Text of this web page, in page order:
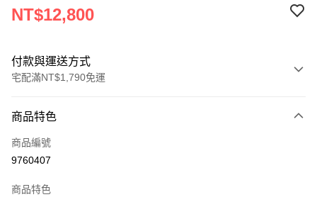
NT$12,800
付款與運送方式
宅配滿NT$1,790免運
信用卡一次付款
LINE Pay
商品特色
商品編號
9760407
商品特色